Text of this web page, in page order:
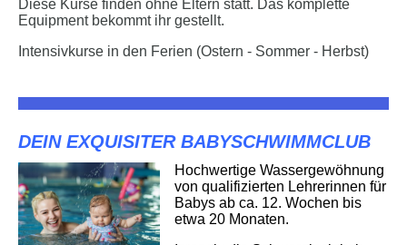
Diese Kurse finden ohne Eltern statt. Das komplette
Equipment bekommt ihr gestellt.
Intensivkurse in den Ferien (Ostern - Sommer - Herbst)
DEIN EXQUISITER BABYSCHWIMMCLUB
Hochwertige Wassergewöhnung
von qualifizierten Lehrerinnen für
Babys ab ca. 12. Wochen bis
etwa 20 Monaten.